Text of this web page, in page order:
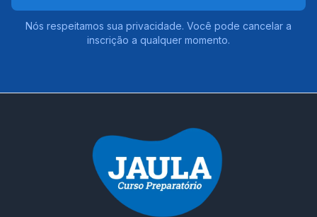
Nós respeitamos sua privacidade. Você pode cancelar a
inscrição a qualquer momento.